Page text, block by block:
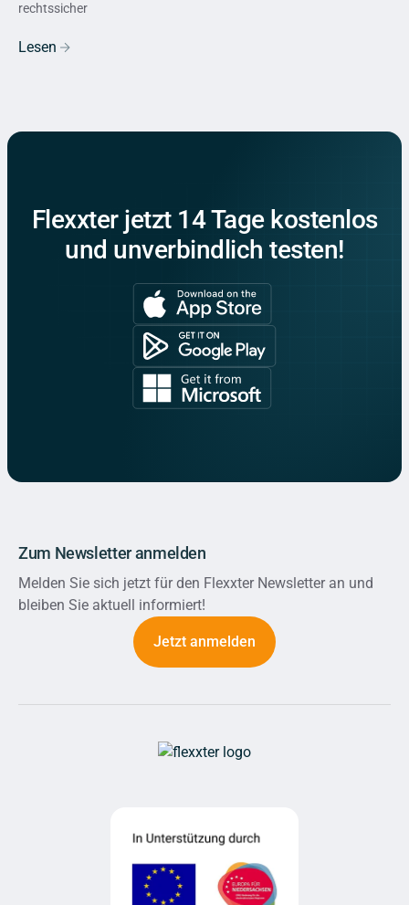
rechtssicher
Lesen
Flexxter jetzt 14 Tage kostenlos
und unverbindlich testen!
Zum Newsletter anmelden
Melden Sie sich jetzt für den Flexxter Newsletter an und
bleiben Sie aktuell informiert!
Jetzt anmelden